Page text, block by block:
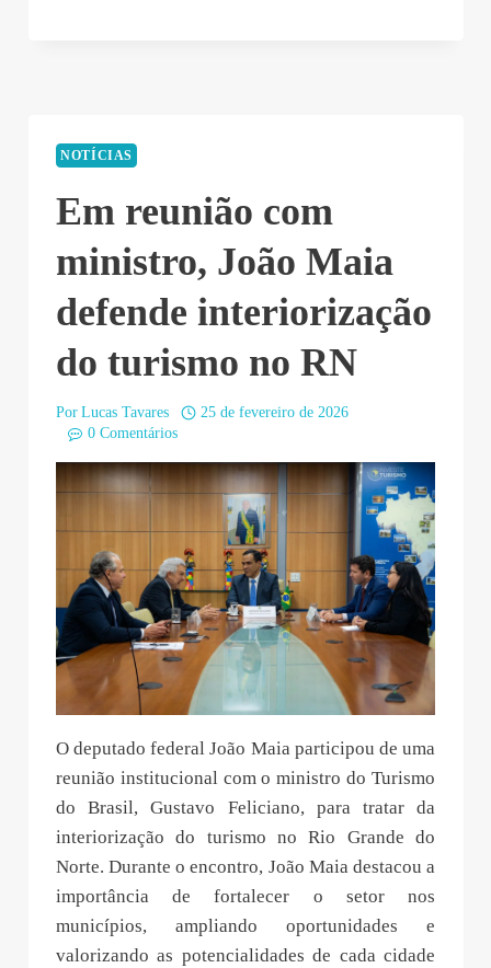
NOTÍCIAS
Em reunião com
ministro, João Maia
defende interiorização
do turismo no RN
Por Lucas Tavares
25 de fevereiro de 2026
0 Comentários
O deputado federal João Maia participou de uma
reunião institucional com o ministro do Turismo
do Brasil, Gustavo Feliciano, para tratar da
interiorização do turismo no Rio Grande do
Norte. Durante o encontro, João Maia destacou a
importância de fortalecer o setor nos
municípios, ampliando oportunidades e
valorizando as potencialidades de cada cidade